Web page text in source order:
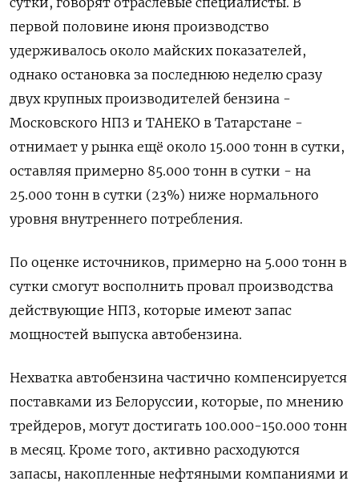
первой ​половине июня производство
удерживалось около майских показателей,
однако остановка за последнюю неделю сразу
двух крупных ‌производителей бензина -
Московского НПЗ и ТАНЕКО в Татарстане -
отнимает у рынка ещё около 15.000 ​тонн в сутки,
оставляя примерно 85.000 тонн в сутки - на
25.000 тонн в сутки (23%) ‌ниже нормального
уровня внутреннего потребления.
По оценке источников, примерно на 5.000 тонн в
сутки смогут восполнить провал производства
действующие НПЗ, которые имеют запас
мощностей выпуска автобензина.
Нехватка автобензина ​частично компенсируется
поставками из Белоруссии, ​которые, по мнению
‌трейдеров, могут достигать 100.000-150.000 тонн
в месяц. Кроме того, активно расходуются
запасы, накопленные нефтяными компаниями и